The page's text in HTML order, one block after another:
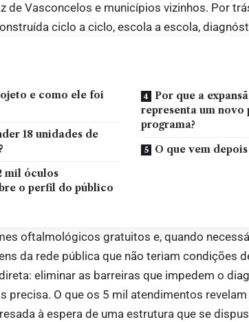
de Vasconcelos e municípios vizinhos. Por
ciclo a ciclo, escola a escola,
e como ele foi
18 unidades de
mil óculos
o perfil do público
Por que a
representa um novo
programa?
O que vem
oftalmológicos gratuitos e, quando
da rede pública que não teriam condições
eliminar as barreiras que impedem o
precisa. O que os 5 mil atendimentos
à espera de uma estrutura que se